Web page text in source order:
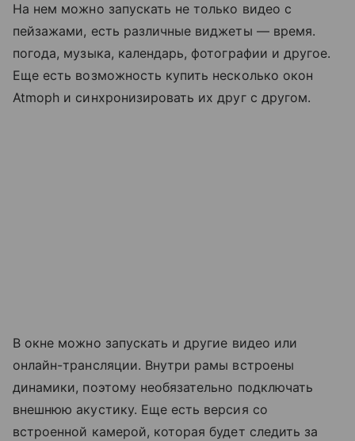
На нем можно запускать не только видео с
пейзажами, есть различные виджеты — время.
погода, музыка, календарь, фотографии и другое.
Еще есть возможность купить несколько окон
Atmoph и синхронизировать их друг с другом.
В окне можно запускать и другие видео или
онлайн-трансляции. Внутри рамы встроены
динамики, поэтому необязательно подключать
внешнюю акустику. Еще есть версия со
встроенной камерой, которая будет следить за